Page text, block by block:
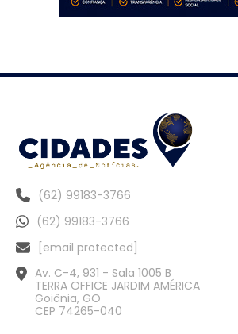
(62) 99183-3766
(62) 99183-3766
[email protected]
Av. C-4, 931 - Sala 1005 B
TERRA OFFICE JARDIM AMÉRICA
Goiânia, GO
CEP 74265-040